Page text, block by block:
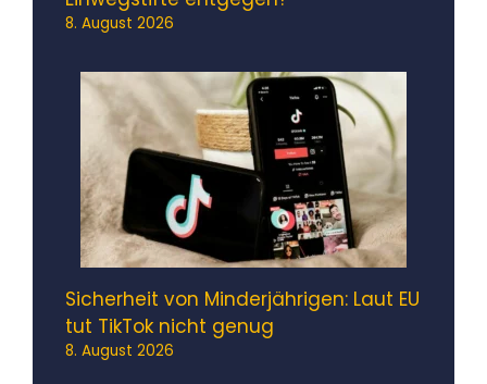
8. August 2026
Sicherheit von Minderjährigen: Laut EU
tut TikTok nicht genug
8. August 2026